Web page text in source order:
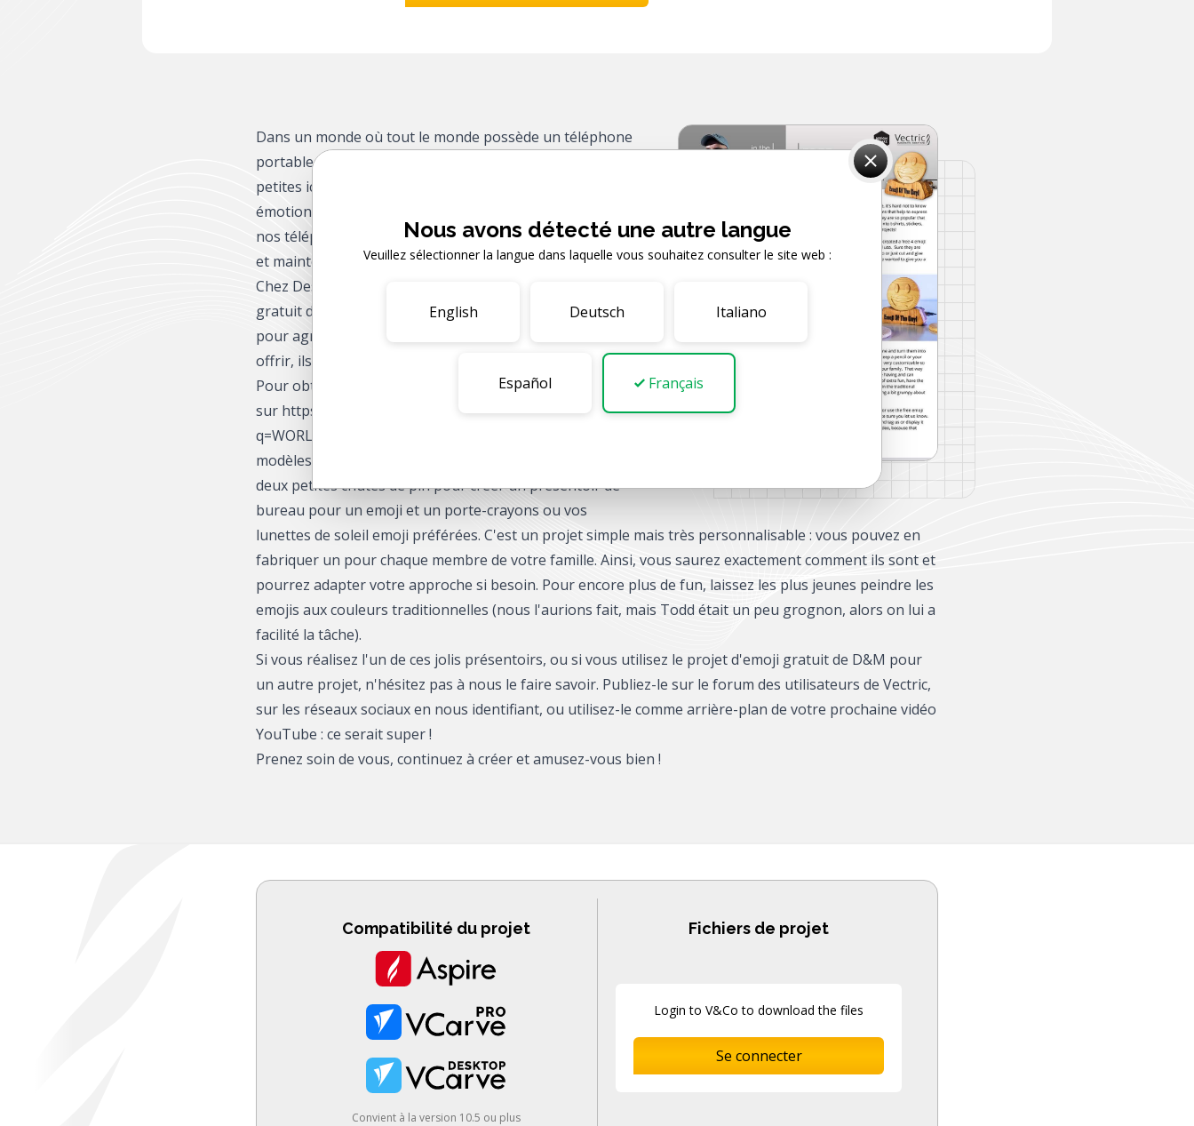
Nous avons détecté une autre langue
Veuillez sélectionner la langue dans laquelle vous souhaitez consulter le site web :
English Deutsch Italiano
Español Français
Dans un monde où tout le monde possède un téléphone
portable, difficile de ne pas connaître les emojis ! Ces
petites icônes parfaites permettent d'exprimer ses
émotions en un clic. Tellement populaires, ils ont envahi
nos téléphones, nos t-shirts, nos autocollants, nos films
et maintenant, même nos projets de menuiserie !
Chez Design & Make, nous avons créé un nouveau pack
gratuit de 4 emojis à télécharger et à utiliser. Parfaits
pour agrémenter vos projets en cours ou à découper et
offrir, ils sont un vrai plus !
Pour obtenir gratuitement ce pack d'emojis, rendez-vous
sur https://store.designandmake.com/search/search?
q=WORLDEMOJIDAY, inscrivez-vous et recevez vos
modèles immédiatement !Dans ce projet, nous utilisons
deux petites chutes de pin pour créer un présentoir de
bureau pour un emoji et un porte-crayons ou vos
lunettes de soleil emoji préférées. C'est un projet simple mais très personnalisable : vous pouvez en
fabriquer un pour chaque membre de votre famille. Ainsi, vous saurez exactement comment ils sont et
pourrez adapter votre approche si besoin. Pour encore plus de fun, laissez les plus jeunes peindre les
emojis aux couleurs traditionnelles (nous l'aurions fait, mais Todd était un peu grognon, alors on lui a
facilité la tâche).
Si vous réalisez l'un de ces jolis présentoirs, ou si vous utilisez le projet d'emoji gratuit de D&M pour
un autre projet, n'hésitez pas à nous le faire savoir. Publiez-le sur le forum des utilisateurs de Vectric,
sur les réseaux sociaux en nous identifiant, ou utilisez-le comme arrière-plan de votre prochaine vidéo
YouTube : ce serait super !
Prenez soin de vous, continuez à créer et amusez-vous bien !
Compatibilité du projet
Convient à la version 10.5 ou plus
Fichiers de projet
Login to V&Co to download the files
Se connecter